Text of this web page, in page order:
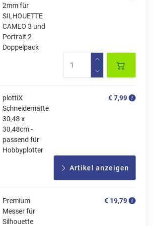
2mm für
SILHOUETTE
CAMEO 3 und
Portrait 2
Doppelpack
plottiX
Schneidematte
30,48 x
30,48cm -
passend für
Hobbyplotter
€ 7,99
Artikel anzeigen
Premium
Messer für
Silhouette
€ 19,79